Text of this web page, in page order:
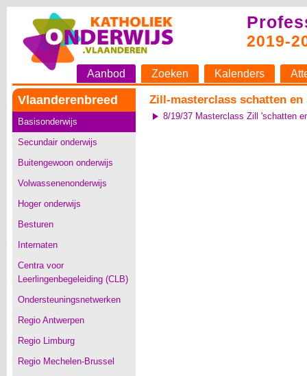
2019-
Aanbod Zoeken Kalenders
Vlaanderenbreed
Basisonderwijs
Secundair onderwijs
Buitengewoon onderwijs
Volwassenenonderwijs
Hoger onderwijs
Besturen
Internaten
Centra voor
Leerlingenbegeleiding (CLB)
Ondersteuningsnetwerken
Regio Antwerpen
Regio Limburg
Regio Mechelen-Brussel
Zill-masterclass schatten en
8/19/37 Masterclass Zill 'schatten